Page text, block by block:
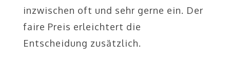
inzwischen oft und sehr gerne ein. Der
faire Preis erleichtert die
Entscheidung zusätzlich.